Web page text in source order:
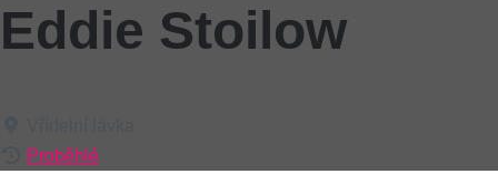
Eddie Stoilow
Proběhlé